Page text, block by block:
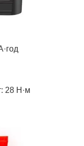
28 Н·м